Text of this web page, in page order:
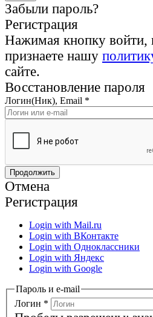
Забыли пароль?
Регистрация
Нажимая кнопку войти,
признаете нашу
сайте.
Восстановление пароля
Логин(Ник), Email *
Отмена
Регистрация
Login with Mail.ru
Login with ВКонтакте
Login with Одноклассники
Login with Яндекс
Login with Google
Пароль и e-mail
Логин *